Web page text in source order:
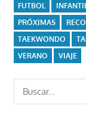
FUTBOL
INFANTIL
PRÓXIMAS
TAEKWONDO
VERANO
VIAJE
Buscar: